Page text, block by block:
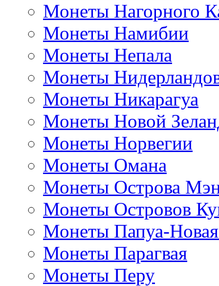
Монеты Нагорного
Монеты Намибии
Монеты Непала
Монеты
Монеты Никарагуа
Монеты Новой
Монеты Норвегии
Монеты Омана
Монеты Острова
Монеты Островов
Монеты Папуа-
Монеты Парагвая
Монеты Перу